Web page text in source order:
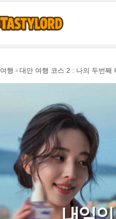
여행 대만 여행 코스 2 : 나의 두번째